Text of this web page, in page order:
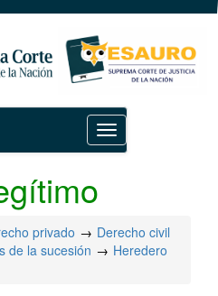
Toggle
navigation
privado
Derecho civil
de la sucesión
Heredero